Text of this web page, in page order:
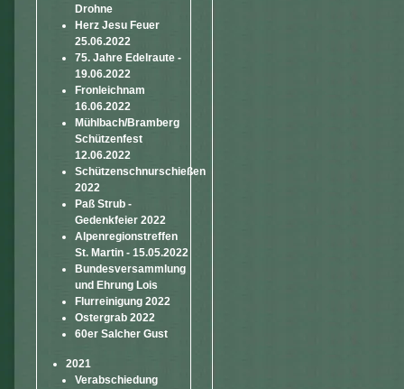
Drohne
Herz Jesu Feuer
25.06.2022
75. Jahre Edelraute -
19.06.2022
Fronleichnam
16.06.2022
Mühlbach/Bramberg
Schützenfest
12.06.2022
Schützenschnurschießen
2022
Paß Strub -
Gedenkfeier 2022
Alpenregionstreffen
St. Martin - 15.05.2022
Bundesversammlung
und Ehrung Lois
Flurreinigung 2022
Ostergrab 2022
60er Salcher Gust
2021
Verabschiedung